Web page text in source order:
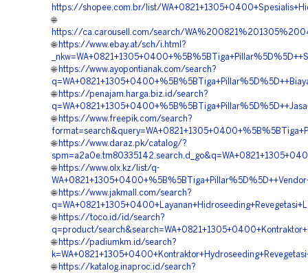
https://shopee.com.br/list/
🌐
https://ca.carousell.com/search/
🌐 https://www.ebay.at/sch/i.html?
🌐 https://www.ayopontianak.com/search?
🌐 https://penajam.harga.biz.id/search?
🌐 https://www.freepik.com/search?
🌐 https://www.daraz.pk/catalog/?
🌐 https://www.olx.kz/list/q-
🌐 https://www.jakmall.com/search?
🌐 https://toco.id/id/search?
q=product/
🌐 https://padiumkm.id/search?
🌐 https://katalog.inaproc.id/search?